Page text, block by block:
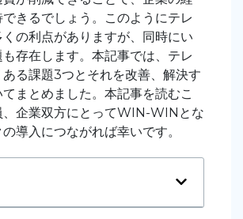
きるでしょう。このようにテレ
の利点がありますが、同時にい
も存在します。本記事では、テレ
ある課題3つとそれを改善、解決す
まとめました。本記事を読むこ
、企業双方にとってWIN-WINとな
導入につながれば幸いです。